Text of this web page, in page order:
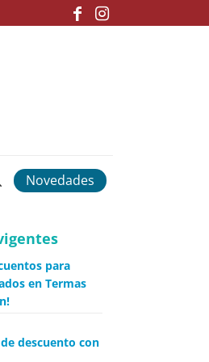
Novedades
para
en Termas
descuento con